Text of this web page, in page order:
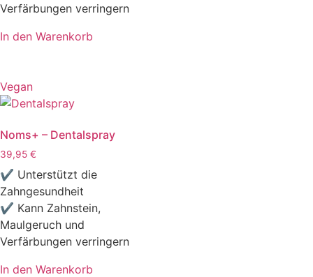
Verfärbungen verringern
In den Warenkorb
Vegan
Noms+ – Dentalspray
39,95 €
✔ Unterstützt die
Zahngesundheit
✔ Kann Zahnstein,
Maulgeruch und
Verfärbungen verringern
In den Warenkorb